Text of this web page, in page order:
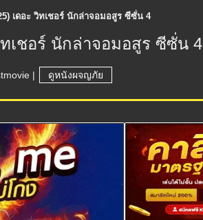
เดอะ วิทเชอร์ นักล่าจอมอสูร ซีซั่น 4
ทเชอร์ นักล่าจอมอสูร ซีซั่น 4
| ดูหนังผจญภัย